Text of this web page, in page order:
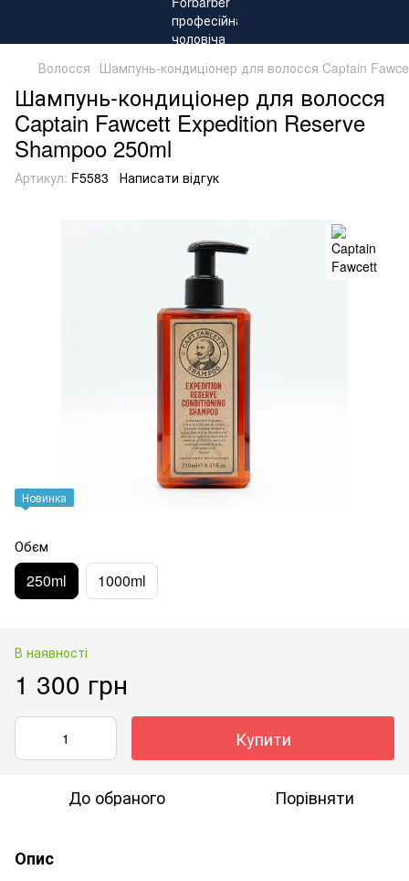
Волосся Шампунь-кондиціонер для волосся Captain
Шампунь-кондиціонер для волосся
Captain Fawcett Expedition Reserve
Shampoo 250ml
Артикул: F5583 Написати відгук
Новинка
Обєм
250ml 1000ml
В наявності
1 300 грн
Купити
До обраного Порівняти
Опис